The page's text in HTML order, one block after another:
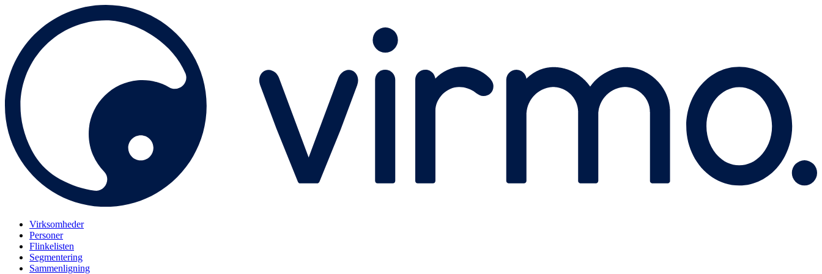
Virksomheder
Personer
Flinkelisten
Segmentering
Sammenligning